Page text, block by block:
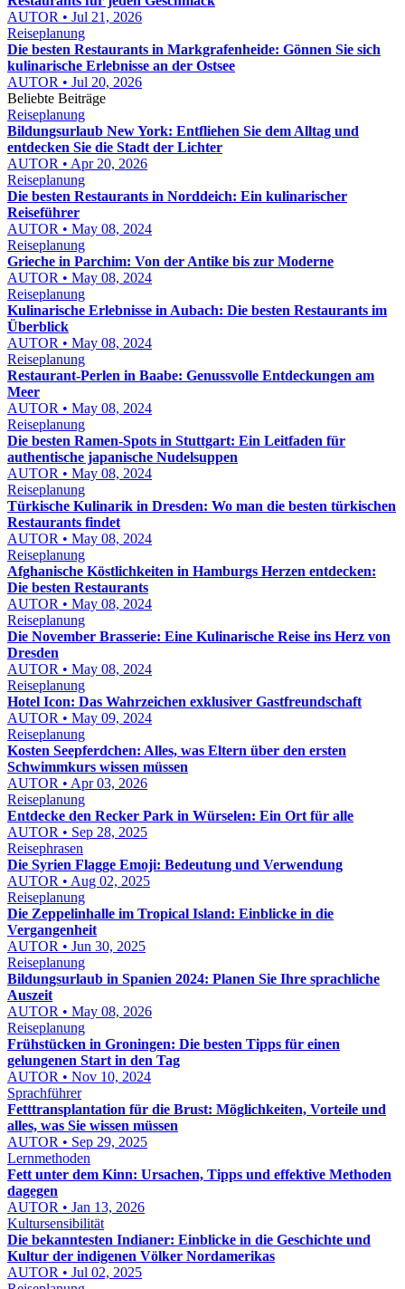
AUTOR • Jul 21, 2026
Reiseplanung
Die besten Restaurants in Markgrafenheide: Gönnen Sie sich
kulinarische Erlebnisse an der Ostsee
AUTOR • Jul 20, 2026
Beliebte Beiträge
Reiseplanung
Bildungsurlaub New York: Entfliehen Sie dem Alltag und
entdecken Sie die Stadt der Lichter
AUTOR • Apr 20, 2026
Reiseplanung
Die besten Restaurants in Norddeich: Ein kulinarischer
Reiseführer
AUTOR • May 08, 2024
Reiseplanung
Grieche in Parchim: Von der Antike bis zur Moderne
AUTOR • May 08, 2024
Reiseplanung
Kulinarische Erlebnisse in Aubach: Die besten Restaurants im
Überblick
AUTOR • May 08, 2024
Reiseplanung
Restaurant-Perlen in Baabe: Genussvolle Entdeckungen am
Meer
AUTOR • May 08, 2024
Reiseplanung
Die besten Ramen-Spots in Stuttgart: Ein Leitfaden für
authentische japanische Nudelsuppen
AUTOR • May 08, 2024
Reiseplanung
Türkische Kulinarik in Dresden: Wo man die besten türkischen
Restaurants findet
AUTOR • May 08, 2024
Reiseplanung
Afghanische Köstlichkeiten in Hamburgs Herzen entdecken:
Die besten Restaurants
AUTOR • May 08, 2024
Reiseplanung
Die November Brasserie: Eine Kulinarische Reise ins Herz von
Dresden
AUTOR • May 08, 2024
Reiseplanung
Hotel Icon: Das Wahrzeichen exklusiver Gastfreundschaft
AUTOR • May 09, 2024
Reiseplanung
Kosten Seepferdchen: Alles, was Eltern über den ersten
Schwimmkurs wissen müssen
AUTOR • Apr 03, 2026
Reiseplanung
Entdecke den Recker Park in Würselen: Ein Ort für alle
AUTOR • Sep 28, 2025
Reisephrasen
Die Syrien Flagge Emoji: Bedeutung und Verwendung
AUTOR • Aug 02, 2025
Reiseplanung
Die Zeppelinhalle im Tropical Island: Einblicke in die
Vergangenheit
AUTOR • Jun 30, 2025
Reiseplanung
Bildungsurlaub in Spanien 2024: Planen Sie Ihre sprachliche
Auszeit
AUTOR • May 08, 2026
Reiseplanung
Frühstücken in Groningen: Die besten Tipps für einen
gelungenen Start in den Tag
AUTOR • Nov 10, 2024
Sprachführer
Fetttransplantation für die Brust: Möglichkeiten, Vorteile und
alles, was Sie wissen müssen
AUTOR • Sep 29, 2025
Lernmethoden
Fett unter dem Kinn: Ursachen, Tipps und effektive Methoden
dagegen
AUTOR • Jan 13, 2026
Kultursensibilität
Die bekanntesten Indianer: Einblicke in die Geschichte und
Kultur der indigenen Völker Nordamerikas
AUTOR • Jul 02, 2025